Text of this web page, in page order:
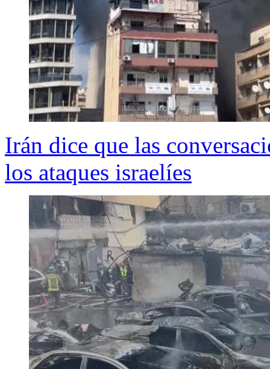
Irán dice que las
los ataques israelíes